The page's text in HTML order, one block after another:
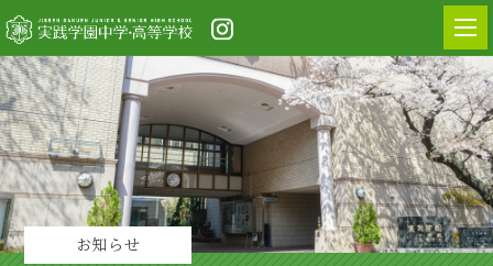
お知らせ